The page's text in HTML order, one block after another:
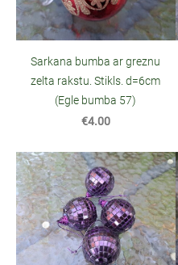
Sarkana bumba ar greznu
zelta rakstu. Stikls. d=6cm
(Egle bumba 57)
€4.00